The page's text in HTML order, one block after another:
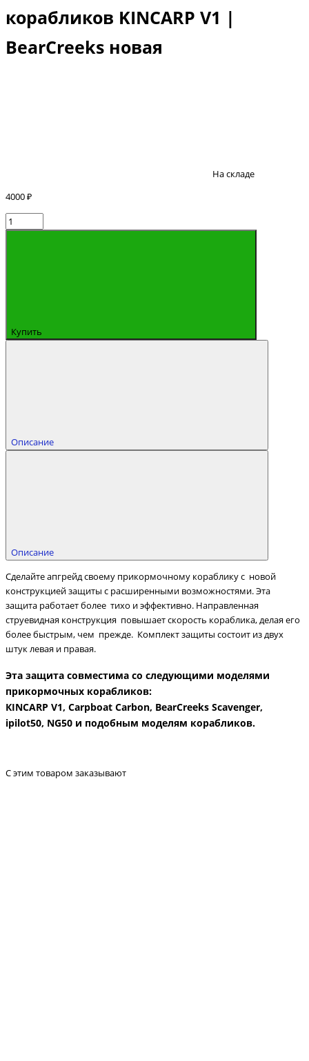
корабликов KINCARP V1 |
BearCreeks новая
На складе
4000 ₽
Купить
Описание
Описание
Сделайте апгрейд своему прикормочному кораблику с новой
конструкцией защиты с расширенными возможностями. Эта
защита работает более тихо и эффективно. Направленная
струевидная конструкция повышает скорость кораблика, делая его
более быстрым, чем прежде. Комплект защиты состоит из двух
штук левая и правая.
Эта защита совместима со следующими моделями
прикормочных корабликов:
КINCARP V1, Carpboat Carbon, BearCreeks Scavenger,
ipilot50, NG50 и подобным моделям корабликов.
С этим товаром заказывают